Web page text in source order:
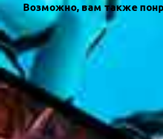
Возможно, вам также